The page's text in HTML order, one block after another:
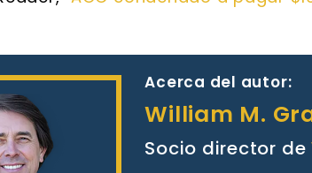
Acerca del autor:
William M.
Socio director de